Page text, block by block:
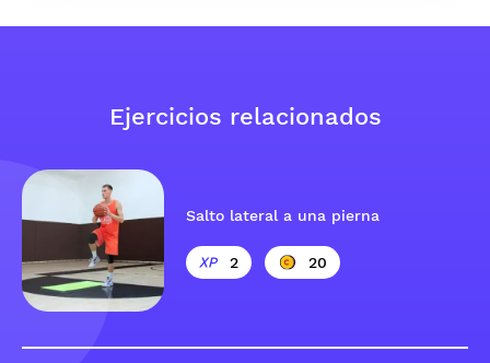
Ejercicios relacionados
Salto lateral a una pierna
2 20